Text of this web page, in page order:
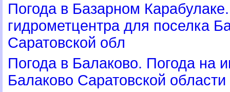
Погода в Базарном
идрометцентра для поселка
Саратовской обл
Погода в Балаково. Погода на
Балаково Саратовской области